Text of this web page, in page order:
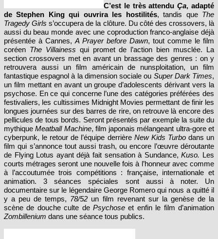
de Stephen King qui ouvrira les hostilités, tandis queThe
Tragedy Girls s’occupera de la clôture. Du côté des crossovers, là
aussi du beau monde avec une coproduction franco-anglaise déjà
présentée à Cannes, A Prayer before Dawn , tout comme le film
coréenThe Villainessqui promet de l’action bien musclée. La
section crossovers met en avant un brassage des genres : on y
retrouvera aussi un film américain de nunsploitation, un film
fantastique espagnol à la dimension sociale ouSuper Dark Times,
un film mettant en avant un groupe d’adolescents dérivant vers la
psychose. En ce qui concerne l’une des catégories préférées des
festivaliers, les cultissimes Midnight Movies permettant de finir les
longues journées sur des barres de rire, on retrouve là encore des
pellicules de tous bords. Seront présentés par exemple la suite du
mythiqueMeatball Machine, film japonais mélangeant ultra-gore et
cyberpunk, le retour de l’équipe derrièreNew Kids Turbodans un
film qui s’annonce tout aussi trash, ou encore l’œuvre déroutante
de Flying Lotus ayant déjà fait sensation à Sundance,Kuso.Les
courts métrages seront une nouvelle fois à l’honneur avec comme
à l’accoutumée trois compétitions : française, internationale et
animation. 3 séances spéciales sont aussi à noter. Un
documentaire sur le légendaire George Romero qui nous a quitté il
y a peu de temps,78/52un film revenant sur la genèse de la
scène de douche culte dePsychoseet enfin le film d’animation
Zombilleniumdans une séance tous publics.